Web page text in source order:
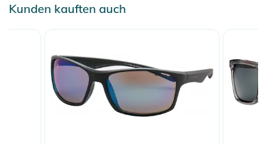
Kunden kauften auch